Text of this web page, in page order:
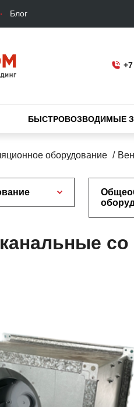
Блог
БЫСТРОВОЗВОДИМЫЕ
оборудование